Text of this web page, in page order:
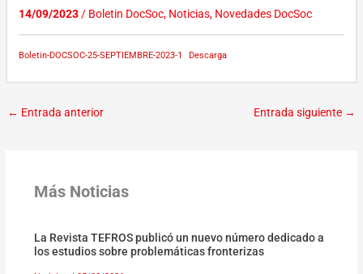
14/09/2023/ Boletin DocSoc, Noticias, Novedades DocSoc
Boletin-DOCSOC-25-SEPTIEMBRE-2023-1 Descarga
← Entrada anterior Entrada siguiente →
Más Noticias
La Revista TEFROS publicó un nuevo número dedicado a
los estudios sobre problemáticas fronterizas